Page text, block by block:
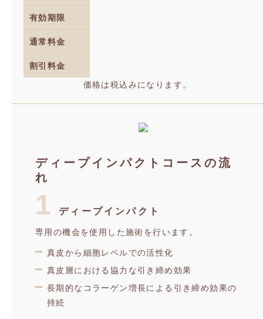
有効期限
通常料金
割引料金
価格は税込みになります。
ディープインパクトコースの流
れ
1 ディープインパクト
専用の機会を使用した施術を行います。
真皮から細胞レベルでの活性化
真皮層における協力な引き締め効果
長期的なコラーゲン増長による引き締め効果の
持続